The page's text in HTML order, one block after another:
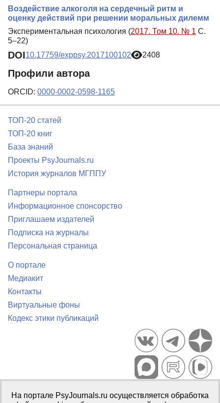
Воздействие алкоголя на сердечный ритм и
оценку действий при решении моральных дилемм
Экспериментальная психология (2017. Том 10. № 1 С.
5–22)
DOI10.17759/exppsy.2017100102 2408
Профили автора
ORCID: 0000-0002-0598-1165
ТОП-20 статей
ТОП-20 книг
База знаний
Проекты PsyJournals.ru
История журналов МГППУ
Партнеры портала
Информационное спонсорство
Приглашаем издателей
Подписка на журналы
Персональная страница
О портале
Медиакит
Контакты
Виртуальные фоны
Кодекс этики публикаций
Портал психологических изданий PsyJournals.ru, 2007–2026
Правила использования материалов
На портале PsyJournals.ru осуществляется обработка